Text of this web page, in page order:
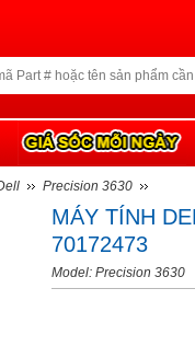
Precision 3630
MÁY TÍNH
70172473
Model: Precision 3630